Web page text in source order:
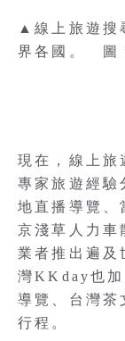
▲線上旅遊搜
界各國。 圖
現在，線上
專家旅遊經驗
地直播導覽、
京淺草人力車
業者推出遍及
灣KKday也加
導覽、台灣茶
行程。